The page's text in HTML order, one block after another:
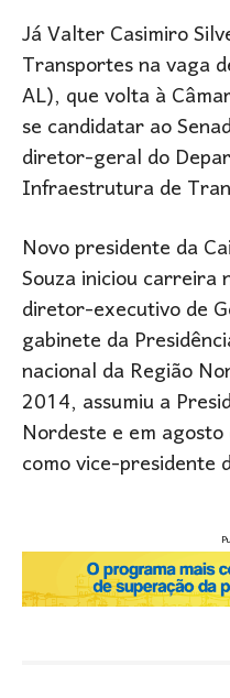
Já Valter Casimiro
Transportes na vaga
AL), que volta à
se candidatar ao
diretor-geral do
Infraestrutura de
Novo presidente da
Souza iniciou
diretor-executivo de
gabinete da
nacional da Região
2014, assumiu a
Nordeste e em
como vice-presidente